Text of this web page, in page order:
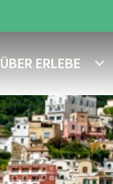
ÜBER ERLEBE